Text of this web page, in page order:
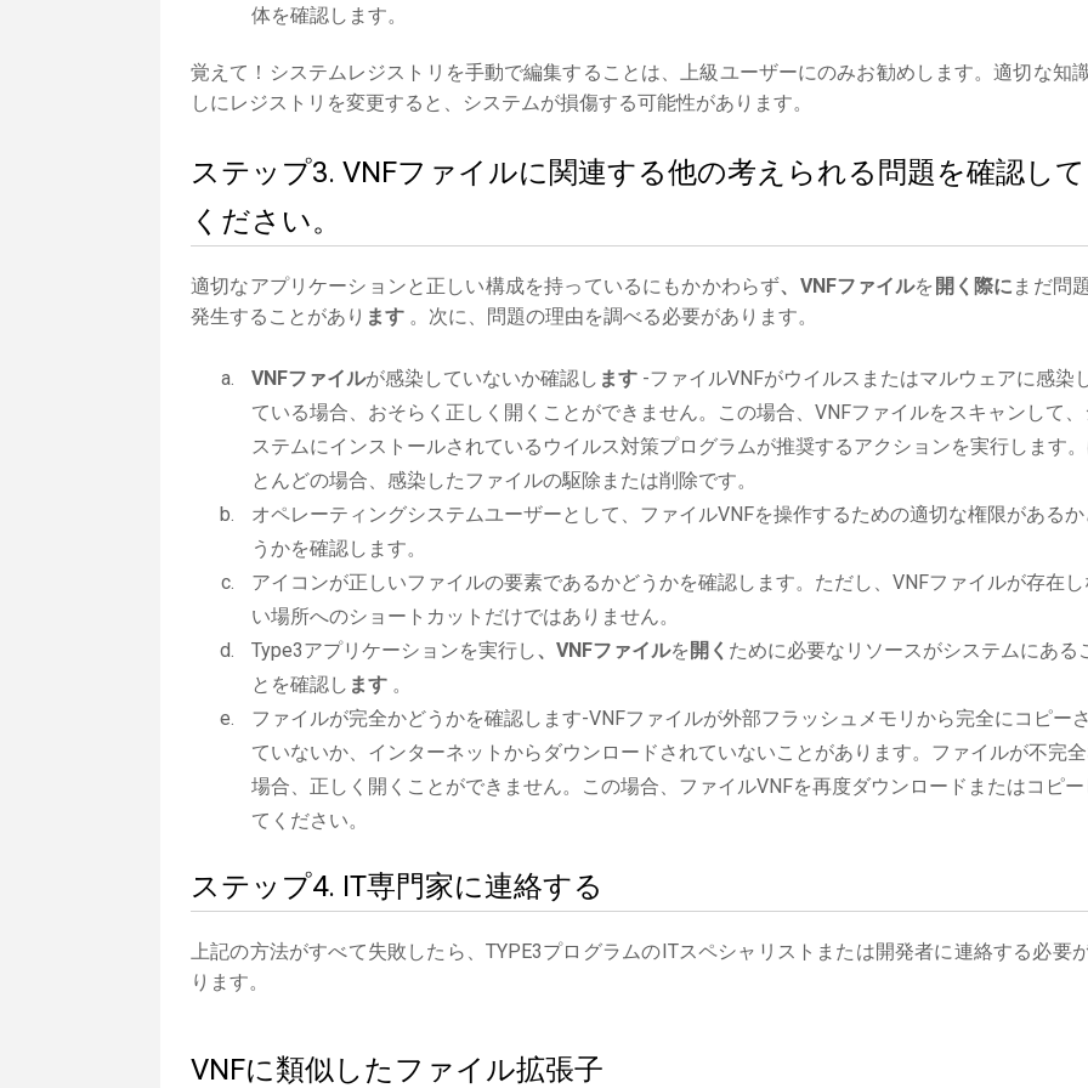
体を確認します。
覚えて！システムレジストリを手動で編集することは、上級ユーザーにのみお勧めします。適切な知
しにレジストリを変更すると、システムが損傷する可能性があります。
ステップ3. VNFファイルに関連する他の考えられる問題を確認して
ください。
適切なアプリケーションと正しい構成を持っているにもかかわらず、VNFファイルを 開く際に まだ問
発生することがあり ます 。次に、問題の理由を調べる必要があります。
VNFファイルが感染していないか確認し ます -ファイルVNFがウイルスまたはマルウェアに感染
ている場合、おそらく正しく開くことができません。この場合、VNFファイルをスキャンして、
ステムにインストールされているウイルス対策プログラムが推奨するアクションを実行します
とんどの場合、感染したファイルの駆除または削除です。
オペレーティングシステムユーザーとして、ファイルVNFを操作するための適切な権限がある
うかを確認します。
アイコンが正しいファイルの要素であるかどうかを確認します。ただし、VNFファイルが存在し
い場所へのショートカットだけではありません。
Type3アプリケーションを実行し、VNFファイルを 開く ために必要なリソースがシステムにある
とを確認し ます 。
ファイルが完全かどうかを確認します-VNFファイルが外部フラッシュメモリから完全にコピー
ていないか、インターネットからダウンロードされていないことがあります。ファイルが不完
場合、正しく開くことができません。この場合、ファイルVNFを再度ダウンロードまたはコピー
てください。
ステップ4. IT専門家に連絡する
上記の方法がすべて失敗したら、TYPE3プログラムのITスペシャリストまたは開発者に連絡する必要
ります。
VNFに類似したファイル拡張子